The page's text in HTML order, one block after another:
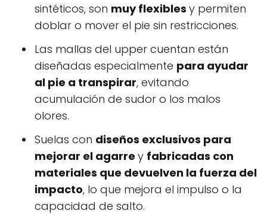
sintéticos, son muy flexibles y permiten
doblar o mover el pie sin restricciones.
Las mallas del upper cuentan están
diseñadas especialmente para ayudar
al pie a transpirar, evitando
acumulación de sudor o los malos
olores.
Suelas con diseños exclusivos para
mejorar el agarre y fabricadas con
materiales que devuelven la fuerza del
impacto, lo que mejora el impulso o la
capacidad de salto.